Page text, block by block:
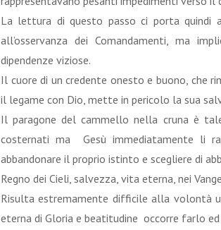
La lettura di questo passo ci porta quindi
all’osservanza dei Comandamenti, ma
dipendenze viziose.
Il cuore di un credente onesto e buono, che
il legame con Dio, mette in pericolo la sua
Il paragone del cammello nella cruna è
costernati ma Gesù immediatamente li
abbandonare il proprio istinto e scegliere di
Regno dei Cieli, salvezza, vita eterna, nei
Risulta estremamente difficile alla volontà
eterna di Gloria e beatitudine occorre farlo